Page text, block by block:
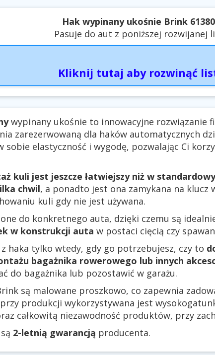
Hak wypinany ukośnie Brink
Pasuje do aut z poniższej rozwijanej
Kliknij tutaj aby rozwinąć
wypinany ukośnie to innowacyjne rozwiązanie
zarezerwowaną dla haków automatycznych
sobie elastyczność i wygodę, pozwalając Ci
kuli jest jeszcze łatwiejszy niż w
chwil, a ponadto jest ona zamykana na klucz
kuli gdy nie jest używana.
do konkretnego auta, dzięki czemu są
w konstrukcji auta w postaci cięcią czy
haka tylko wtedy, gdy go potrzebujesz, czy to
bagażnika rowerowego lub innych
do bagażnika lub pozostawić w garażu.
są malowane proszkowo, co zapewnia
produkcji wykorzystywana jest
całkowitą niezawodność produktów, przy
2-letnią gwarancją producenta.